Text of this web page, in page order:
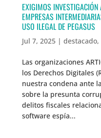
EXIGIMOS INVESTIGACIÓN
EMPRESAS
USO ILEGAL DE PEGASUS
Jul 7, 2025| destacado,
Las organizaciones
los Derechos Digitales
nuestra condena ante
sobre la presunta
delitos fiscales
software espía...